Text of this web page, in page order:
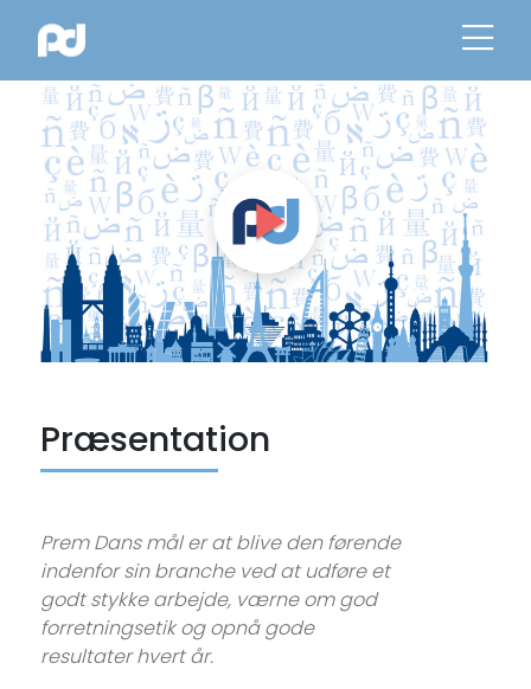
Præsentation
Prem Dans mål er at blive den førende
indenfor sin branche ved at udføre et
godt stykke arbejde, værne om god
forretningsetik og opnå gode
resultater hvert år.